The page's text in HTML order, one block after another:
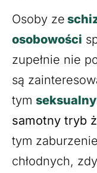
Osoby ze
osobowości
zupełnie nie
są
tym
samotny tryb
tym
chłodnych,